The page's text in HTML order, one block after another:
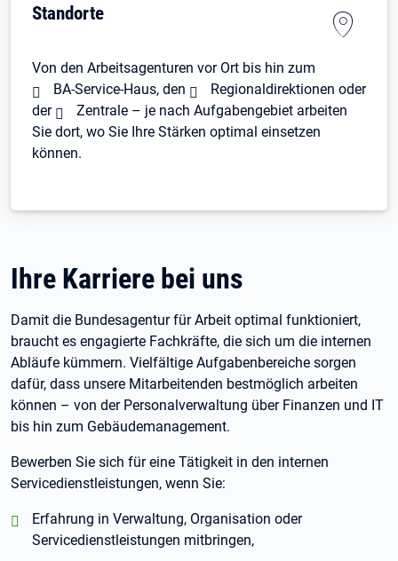
Standorte
Von den Arbeitsagenturen vor Ort bis hin zum
BA-Service-Haus, den Regionaldirektionen oder
der
Zentrale – je nach Aufgabengebiet arbeiten
Sie dort, wo Sie Ihre Stärken optimal einsetzen
können.
Ihre Karriere bei uns
Damit die Bundesagentur für Arbeit optimal funktioniert,
braucht es engagierte Fachkräfte, die sich um die internen
Abläufe kümmern. Vielfältige Aufgabenbereiche sorgen
dafür, dass unsere Mitarbeitenden bestmöglich arbeiten
können – von der Personalverwaltung über Finanzen und IT
bis hin zum Gebäudemanagement.
Bewerben Sie sich für eine Tätigkeit in den internen
Servicedienstleistungen, wenn Sie:
positiv:
Erfahrung in Verwaltung, Organisation oder
Servicedienstleistungen mitbringen,